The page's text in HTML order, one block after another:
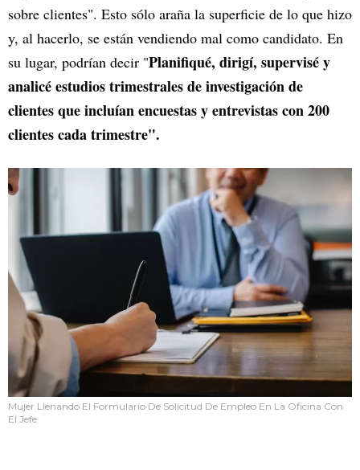
sobre clientes". Esto sólo araña la superficie de lo que hizo
y, al hacerlo, se están vendiendo mal como candidato. En
su lugar, podrían decir "Planifiqué, dirigí, supervisé y
analicé estudios trimestrales de investigación de
clientes que incluían encuestas y entrevistas con 200
clientes cada trimestre".
Mujer Llenando El Formulario De Solicitud De Empleo En La Oficina Con
El Jefe